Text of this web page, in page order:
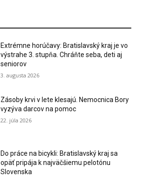
Extrémne horúčavy: Bratislavský kraj je vo
výstrahe 3. stupňa. Chráňte seba, deti aj
seniorov
3. augusta 2026
Zásoby krvi v lete klesajú. Nemocnica Bory
vyzýva darcov na pomoc
22. júla 2026
Do práce na bicykli: Bratislavský kraj sa
opäť pripája k najväčšiemu pelotónu
Slovenska